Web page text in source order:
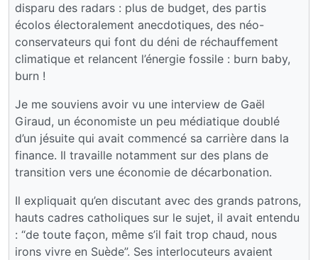
disparu des radars : plus de budget, des partis
écolos électoralement anecdotiques, des néo-
conservateurs qui font du déni de réchauffement
climatique et relancent l’énergie fossile : burn baby,
burn !
Je me souviens avoir vu une interview de Gaël
Giraud, un économiste un peu médiatique doublé
d’un jésuite qui avait commencé sa carrière dans la
finance. Il travaille notamment sur des plans de
transition vers une économie de décarbonation.
Il expliquait qu’en discutant avec des grands patrons,
hauts cadres catholiques sur le sujet, il avait entendu
: “de toute façon, même s’il fait trop chaud, nous
irons vivre en Suède”. Ses interlocuteurs avaient